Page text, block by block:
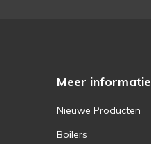
Meer informatie
Nieuwe Producten
Boilers